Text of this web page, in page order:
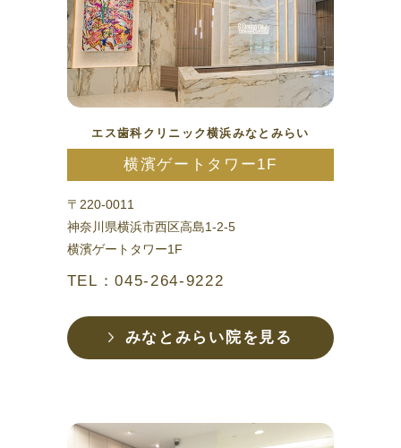
エス歯科クリニック横浜みなとみらい
横濱ゲートタワー1F
〒220-0011
神奈川県横浜市西区高島1-2-5
横濱ゲートタワー1F
TEL：045-264-9222
みなとみらい院を見る